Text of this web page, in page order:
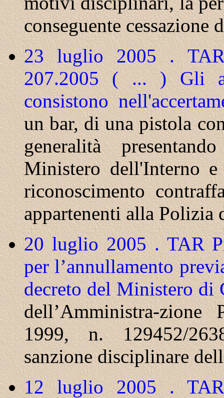
conseguente cessazione
23 luglio 2005 . TAR
207.2005 ( ... )Gli
consistono
un bar, di una pistola
generalità
Ministero dell'Interno
riconoscimento
appartenenti alla Polizia
20 luglio 2005 . TAR
per l’annullamento
decreto del Ministero di
dell’Amministra-
1999, n. 129452/
sanzione disciplinare
12 luglio 2005 .